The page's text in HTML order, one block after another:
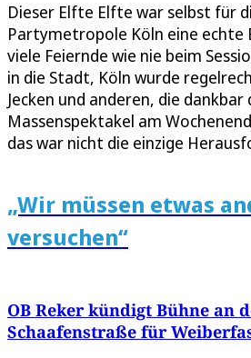
Dieser Elfte Elfte war selbst für
Partymetropole Köln eine echte
viele Feiernde wie nie beim
in die Stadt, Köln wurde
Jecken und anderen, die
Massenspektakel am
das war nicht die einzige
„Wir müssen etwas
versuchen“
OB Reker kündigt Bühne an
Schaafenstraße für